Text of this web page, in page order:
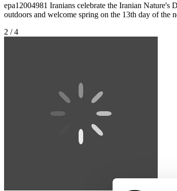
epa12004981 Iranians celebrate the Iranian
outdoors and welcome spring on the 13th day of
2 / 4